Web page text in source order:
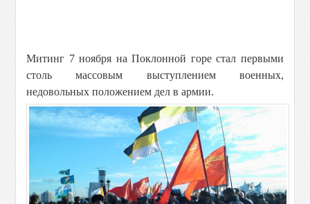
Митинг 7 ноября на Поклонной горе стал первыми
столь массовым выступлением военных,
недовольных положением дел в армии.